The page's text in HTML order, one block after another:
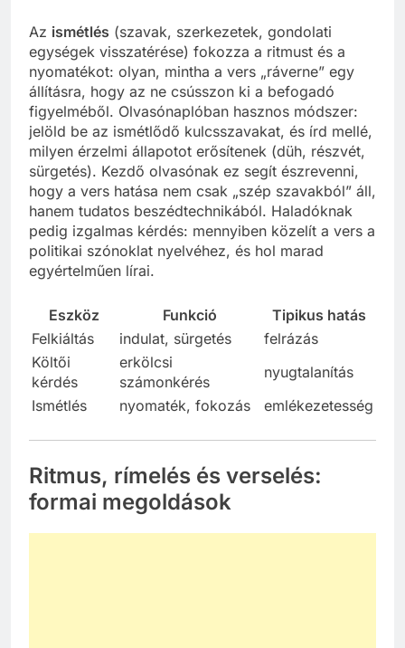
Az ismétlés (szavak, szerkezetek, gondolati
egységek visszatérése) fokozza a ritmust és a
nyomatékot: olyan, mintha a vers „ráverne” egy
állításra, hogy az ne csússzon ki a befogadó
figyelméből. Olvasónaplóban hasznos módszer:
jelöld be az ismétlődő kulcsszavakat, és írd mellé,
milyen érzelmi állapotot erősítenek (düh, részvét,
sürgetés). Kezdő olvasónak ez segít észrevenni,
hogy a vers hatása nem csak „szép szavakból” áll,
hanem tudatos beszédtechnikából. Haladóknak
pedig izgalmas kérdés: mennyiben közelít a vers a
politikai szónoklat nyelvéhez, és hol marad
egyértelműen lírai.
Eszköz Funkció
Tipikus hatás
Felkiáltás
indulat, sürgetés
felrázás
Költői
kérdés
erkölcsi
számonkérés
nyugtalanítás
Ismétlés
nyomaték, fokozás emlékezetesség
Ritmus, rímelés és verselés:
formai megoldások